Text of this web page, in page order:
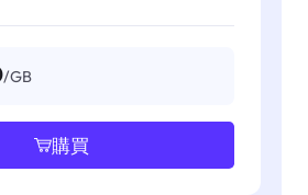
/GB
購買